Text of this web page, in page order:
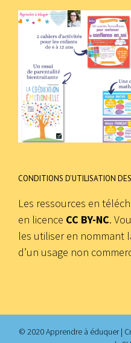
CONDITIONS D’UTILISATION
Les ressources en
en licence CC BY-NC.
les utiliser en nommant
d’un usage non
© 2020 Apprendre à éduquer |